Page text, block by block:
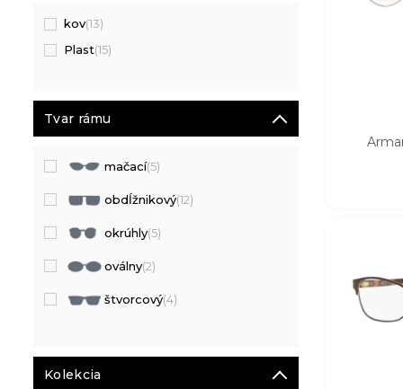
kov(13)
Plast(15)
Tvar rámu
mačací(5)
obdĺžnikový(12)
okrúhly(5)
oválny(2)
štvorcový(4)
Kolekcia